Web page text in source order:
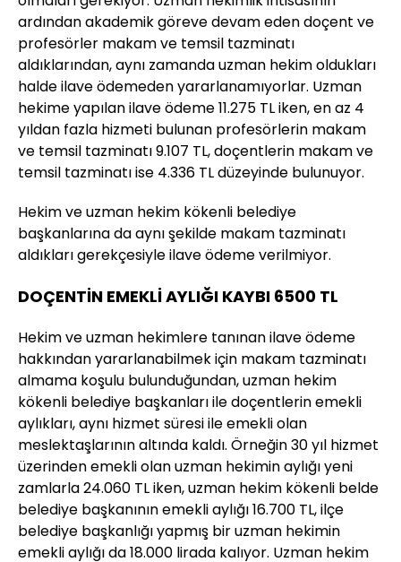
ardından akademik göreve devam eden doçent ve
profesörler makam ve temsil tazminatı
aldıklarından, aynı zamanda uzman hekim oldukları
halde ilave ödemeden yararlanamıyorlar. Uzman
hekime yapılan ilave ödeme 11.275 TL iken, en az 4
yıldan fazla hizmeti bulunan profesörlerin makam
ve temsil tazminatı 9.107 TL, doçentlerin makam ve
temsil tazminatı ise 4.336 TL düzeyinde bulunuyor.
Hekim ve uzman hekim kökenli belediye
başkanlarına da aynı şekilde makam tazminatı
aldıkları gerekçesiyle ilave ödeme verilmiyor.
DOÇENTİN EMEKLİ AYLIĞI KAYBI 6500 TL
Hekim ve uzman hekimlere tanınan ilave ödeme
hakkından yararlanabilmek için makam tazminatı
almama koşulu bulunduğundan, uzman hekim
kökenli belediye başkanları ile doçentlerin emekli
aylıkları, aynı hizmet süresi ile emekli olan
meslektaşlarının altında kaldı. Örneğin 30 yıl hizmet
üzerinden emekli olan uzman hekimin aylığı yeni
zamlarla 24.060 TL iken, uzman hekim kökenli belde
belediye başkanının emekli aylığı 16.700 TL, ilçe
belediye başkanlığı yapmış bir uzman hekimin
emekli aylığı da 18.000 lirada kalıyor. Uzman hekim